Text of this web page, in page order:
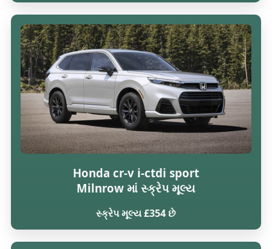
Honda cr-v i-ctdi sport
Milnrow માં સ્ક્રેપ મૂલ્ય
સ્ક્રેપ મૂલ્ય £354 છે